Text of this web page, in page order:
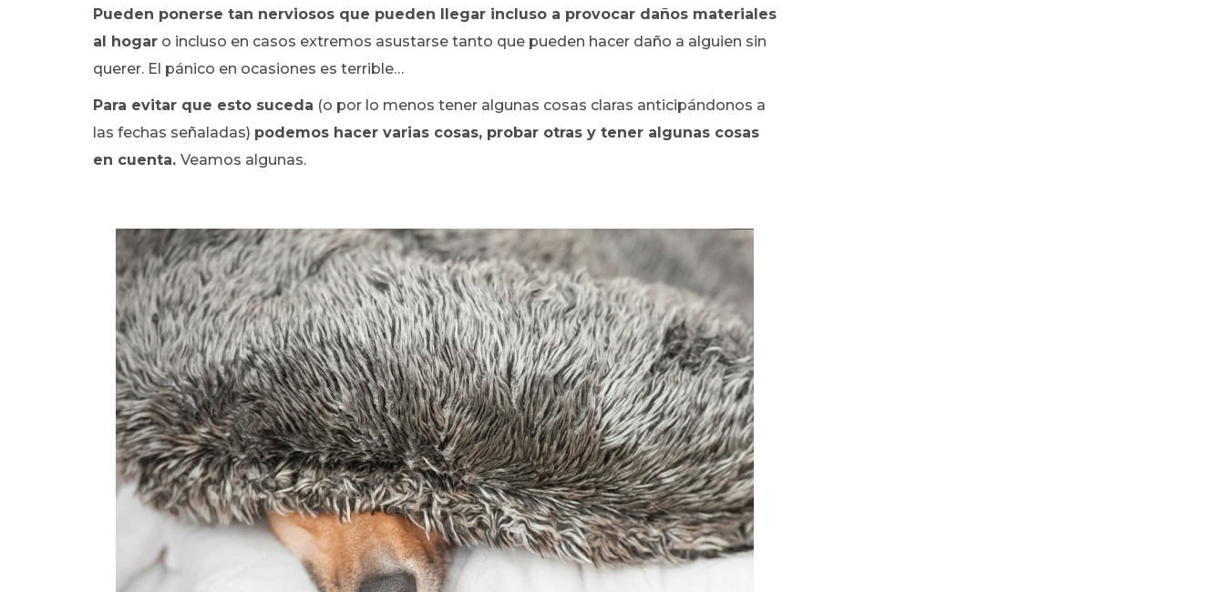
Pueden ponerse tan nerviosos que pueden llegar incluso a provocar daños materiales
al hogar o incluso en casos extremos asustarse tanto que pueden hacer daño a alguien sin
querer. El pánico en ocasiones es terrible…
Para evitar que esto suceda (o por lo menos tener algunas cosas claras anticipándonos a
las fechas señaladas) podemos hacer varias cosas, probar otras y tener algunas cosas
en cuenta. Veamos algunas.